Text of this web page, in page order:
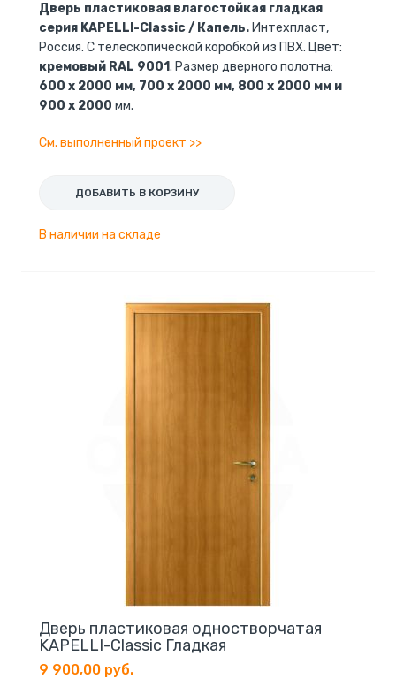
Дверь пластиковая влагостойкая гладкая
серия KAPELLI-Classic / Капель. Интехпласт,
Россия. С телескопической коробкой из ПВХ. Цвет:
кремовый RAL 9001. Размер дверного полотна:
600 x 2000 мм, 700 x 2000 мм, 800 x 2000 мм и
900 x 2000 мм.
См. выполненный проект >>
ДОБАВИТЬ В КОРЗИНУ
В наличии на складе
Дверь пластиковая одностворчатая
KAPELLI-Classic Гладкая
9 900,00 руб.